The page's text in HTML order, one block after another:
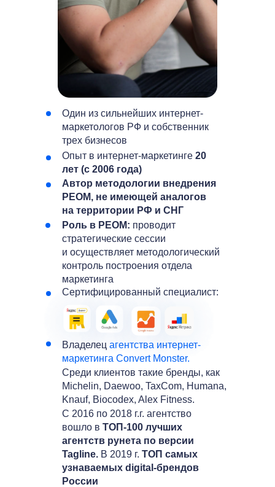
Один из сильнейших интернет-
маркетологов РФ и собственник
трех бизнесов
Роль в РЕОМ: проводит
стратегические сессии
и осуществляет методологический
контроль построения отдела
маркетинга
Автор методологии внедрения
РЕОМ, не имеющей аналогов
на территории РФ и СНГ
Опыт в интернет-маркетинге 20
лет (с 2006 года)
Владелец агентства интернет-
маркетинга Convert Monster.
Среди клиентов такие бренды, как
Michelin, Daewoo, TaxCom, Humana,
Knauf, Biocodex, Alex Fitness.
C 2016 по 2018 г.г. агентство
вошло в ТОП-100 лучших
агентств рунета по версии
Tagline. В 2019 г. ТОП самых
узнаваемых digital-брендов
России
Сертифицированный специалист: